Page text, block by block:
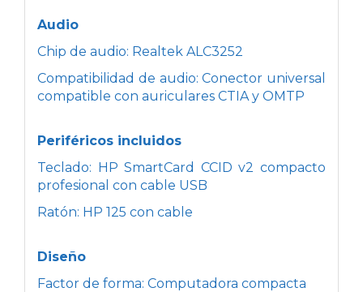
Audio
Chip de audio: Realtek ALC3252
Compatibilidad de audio: Conector universal
compatible con auriculares CTIA y OMTP
Periféricos incluidos
Teclado: HP SmartCard CCID v2 compacto
profesional con cable USB
Ratón: HP 125 con cable
Diseño
Factor de forma: Computadora compacta